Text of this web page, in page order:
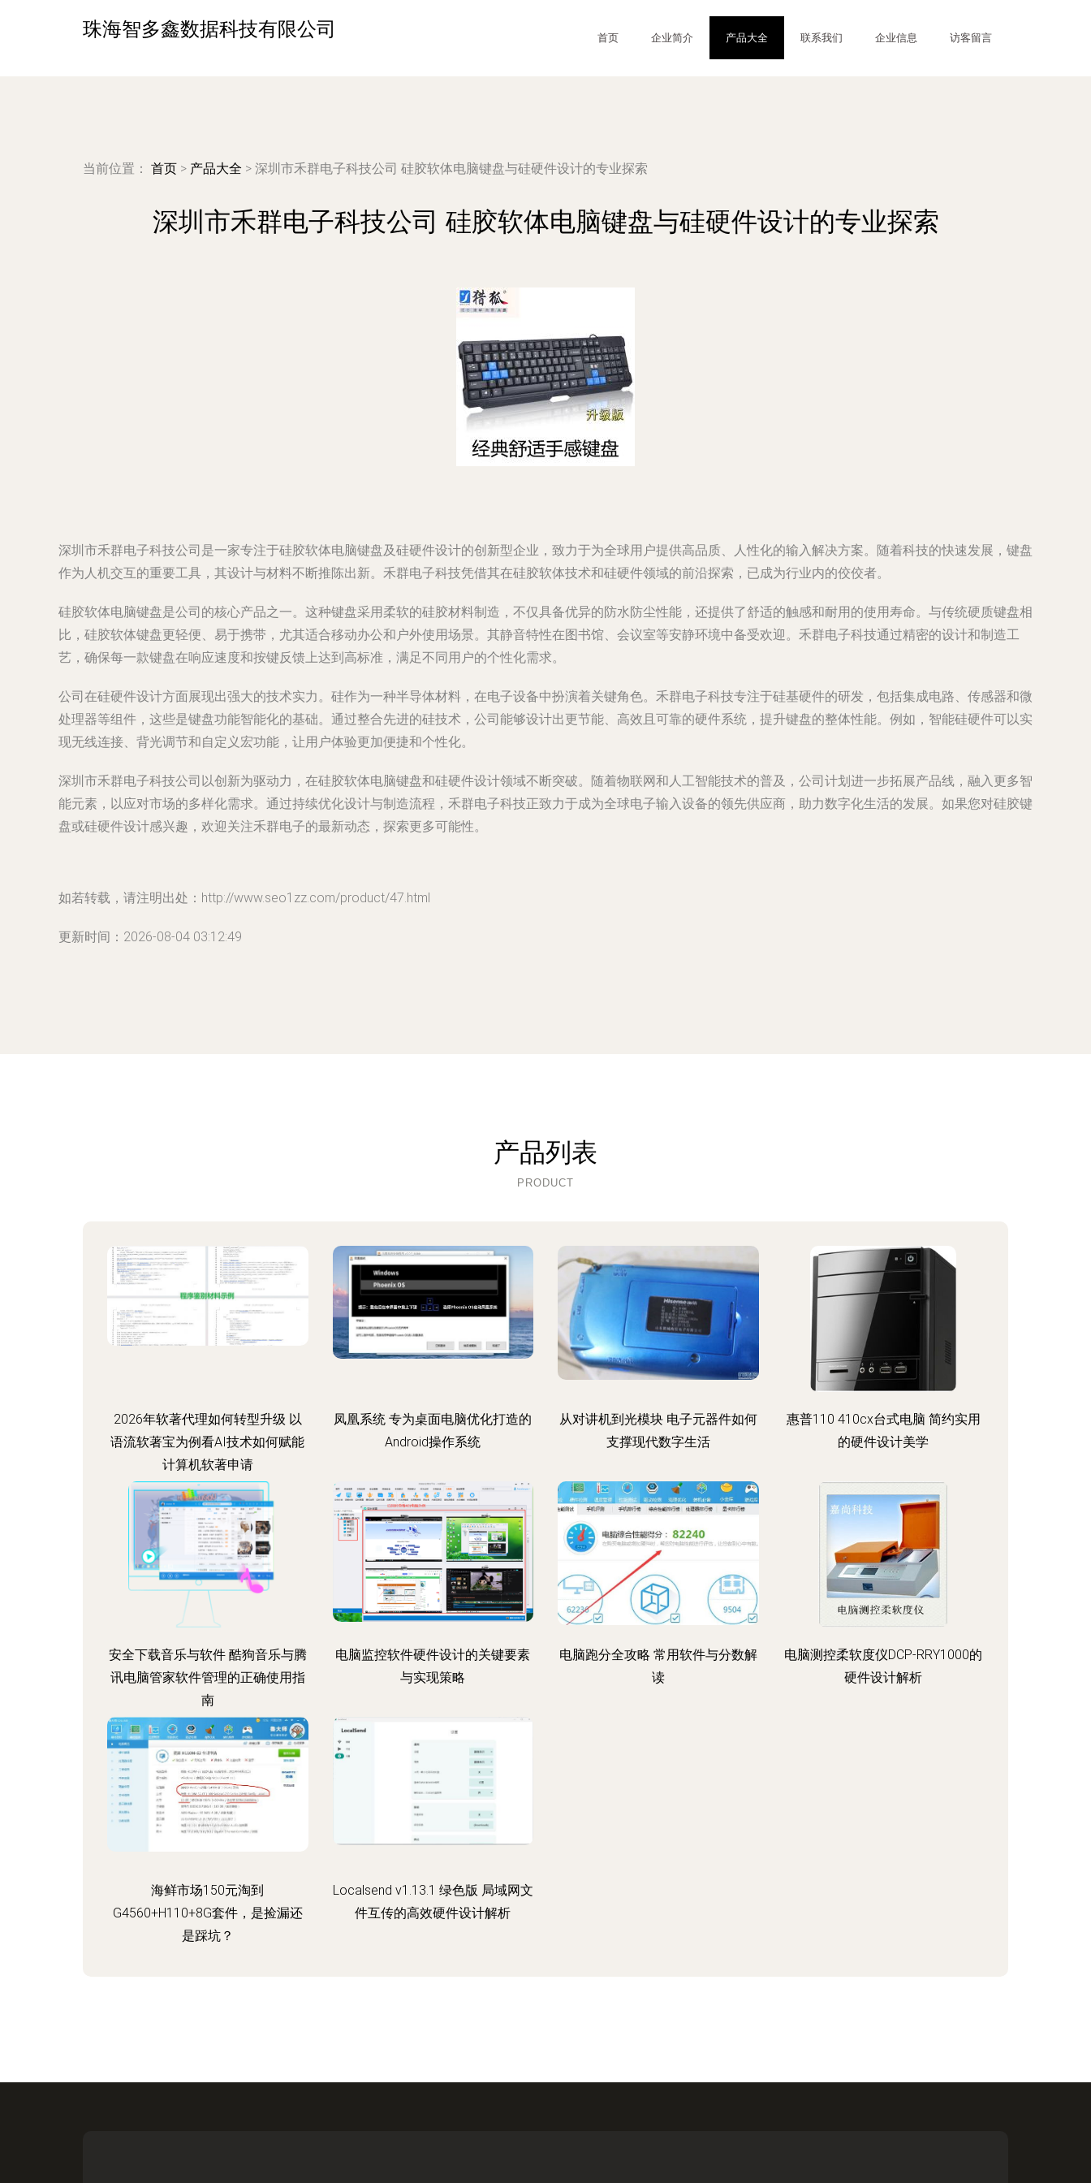
珠海智多鑫数据科技有限公司 首页 企业简介 产品大全 联系我们 企业信息 访客留言
当前位置： 首页 > 产品大全 > 深圳市禾群电子科技公司 硅胶软体电脑键盘与硅硬件设计的专业探索
深圳市禾群电子科技公司 硅胶软体电脑键盘与硅硬件设计的专业探索
深圳市禾群电子科技公司是一家专注于硅胶软体电脑键盘及硅硬件设计的创新型企业，致力于为全球用户提供高品质、人性化的输入解决方案。随着科技的快速发展，键盘
作为人机交互的重要工具，其设计与材料不断推陈出新。禾群电子科技凭借其在硅胶软体技术和硅硬件领域的前沿探索，已成为行业内的佼佼者。
硅胶软体电脑键盘是公司的核心产品之一。这种键盘采用柔软的硅胶材料制造，不仅具备优异的防水防尘性能，还提供了舒适的触感和耐用的使用寿命。与传统硬质键盘相
比，硅胶软体键盘更轻便、易于携带，尤其适合移动办公和户外使用场景。其静音特性在图书馆、会议室等安静环境中备受欢迎。禾群电子科技通过精密的设计和制造工
艺，确保每一款键盘在响应速度和按键反馈上达到高标准，满足不同用户的个性化需求。
公司在硅硬件设计方面展现出强大的技术实力。硅作为一种半导体材料，在电子设备中扮演着关键角色。禾群电子科技专注于硅基硬件的研发，包括集成电路、传感器和微
处理器等组件，这些是键盘功能智能化的基础。通过整合先进的硅技术，公司能够设计出更节能、高效且可靠的硬件系统，提升键盘的整体性能。例如，智能硅硬件可以实
现无线连接、背光调节和自定义宏功能，让用户体验更加便捷和个性化。
深圳市禾群电子科技公司以创新为驱动力，在硅胶软体电脑键盘和硅硬件设计领域不断突破。随着物联网和人工智能技术的普及，公司计划进一步拓展产品线，融入更多智
能元素，以应对市场的多样化需求。通过持续优化设计与制造流程，禾群电子科技正致力于成为全球电子输入设备的领先供应商，助力数字化生活的发展。如果您对硅胶键
盘或硅硬件设计感兴趣，欢迎关注禾群电子的最新动态，探索更多可能性。
如若转载，请注明出处：http://www.seo1zz.com/product/47.html
更新时间：2026-08-04 03:12:49
产品列表
PRODUCT
2026年软著代理如何转型升级 以
语流软著宝为例看AI技术如何赋能
计算机软著申请
凤凰系统 专为桌面电脑优化打造的
Android操作系统
从对讲机到光模块 电子元器件如何
支撑现代数字生活
惠普110 410cx台式电脑 简约实用
的硬件设计美学
安全下载音乐与软件 酷狗音乐与腾
讯电脑管家软件管理的正确使用指
南
电脑监控软件硬件设计的关键要素
与实现策略
电脑跑分全攻略 常用软件与分数解
读
电脑测控柔软度仪DCP-RRY1000的
硬件设计解析
海鲜市场150元淘到
G4560+H110+8G套件，是捡漏还
是踩坑？
Localsend v1.13.1 绿色版 局域网文
件互传的高效硬件设计解析